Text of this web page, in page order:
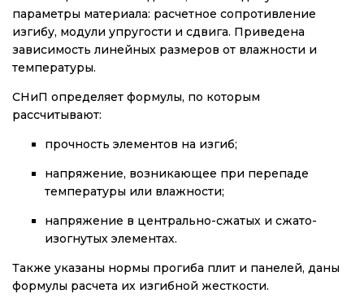
параметры материала: расчетное сопротивление
изгибу, модули упругости и сдвига. Приведена
зависимость линейных размеров от влажности и
температуры.
СНиП определяет формулы, по которым
рассчитывают:
прочность элементов на изгиб;
напряжение, возникающее при перепаде
температуры или влажности;
напряжение в центрально-сжатых и сжато-
изогнутых элементах.
Также указаны нормы прогиба плит и панелей, даны
формулы расчета их изгибной жесткости.